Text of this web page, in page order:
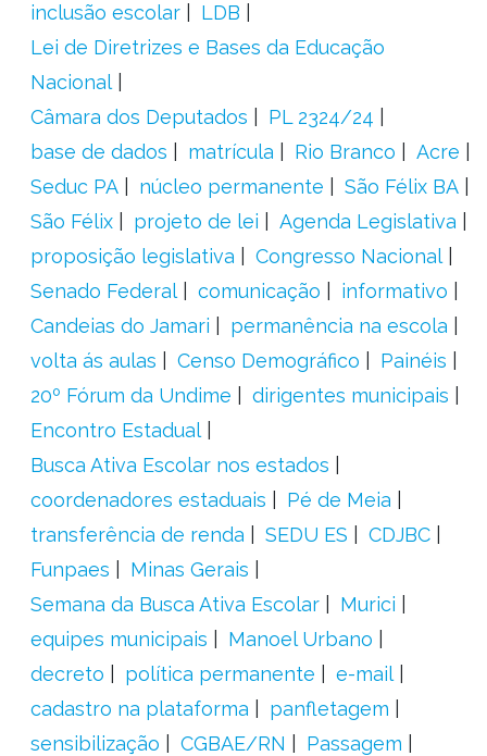
inclusão escolar
LDB
Lei de Diretrizes e Bases da Educação
Nacional
Câmara dos Deputados
PL 2324/24
base de dados
matrícula Rio Branco
Acre
Seduc PA
núcleo permanente
São Félix BA
São Félix
projeto de lei
Agenda Legislativa
proposição legislativa
Congresso Nacional
Senado Federal
comunicação
informativo
Candeias do Jamari
permanência na escola
volta ás aulas
Censo Demográfico
Painéis
20º Fórum da Undime
dirigentes municipais
Encontro Estadual
Busca Ativa Escolar nos estados
coordenadores estaduais
Pé de Meia
transferência de renda
SEDU ES
CDJBC
Funpaes
Minas Gerais
Semana da Busca Ativa Escolar
Murici
equipes municipais
Manoel Urbano
decreto
política permanente
e-mail
cadastro na plataforma
panfletagem
sensibilização
CGBAE/RN
Passagem